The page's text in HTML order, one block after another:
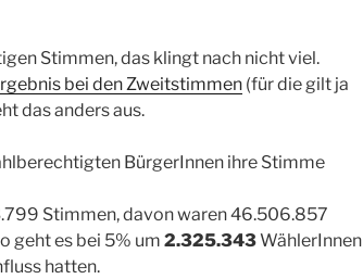
Stimmen, das klingt nach nicht viel.
bei den Zweitstimmen (für die gilt ja
das anders aus.
BürgerInnen ihre Stimme
Stimmen, davon waren 46.506.857
geht es bei 5% um 2.325.343WählerInnen
hatten.